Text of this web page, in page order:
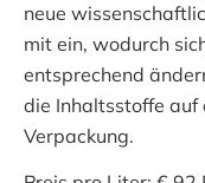
neue
mit ein, wodurch
entsprechend
die Inhaltsstoffe auf
Verpackung.